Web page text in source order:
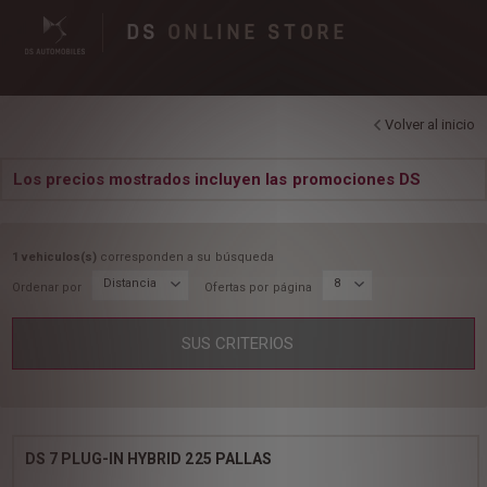
DS ONLINE STORE
Volver al inicio
Los precios mostrados incluyen las promociones DS
1 vehiculos(s) corresponden a su búsqueda
Ordenar por Distancia Ofertas por página 8
SUS CRITERIOS
DS 7 PLUG-IN HYBRID 225 PALLAS